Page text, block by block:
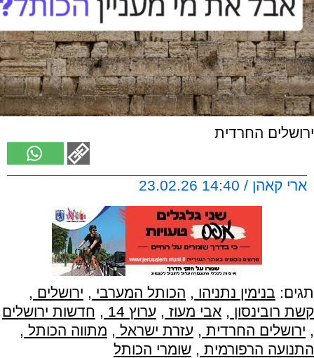
ירושלים החרדית
ארי קאהן / 14:40 23.02.26
תגים: בנימין נתניהו , הכותל המערבי , ירושלים ,
קשת רובינסון , אבי מעוז , ערוץ 14 , חדשות ירושלים
, ירושלים החרדית , עזרת ישראל , מתווה הכותל ,
התנועה הרפורמית , שומרי הכותל